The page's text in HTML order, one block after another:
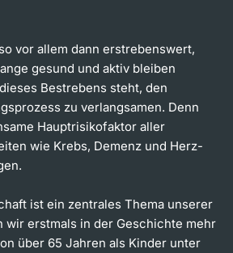
vor allem dann erstrebenswert,
gesund und aktiv bleiben
Bestrebens steht, den
zu verlangsamen. Denn
Hauptrisikofaktor aller
wie Krebs, Demenz und Herz-
ist ein zentrales Thema unserer
wir erstmals in der Geschichte mehr
über 65 Jahren als Kinder unter